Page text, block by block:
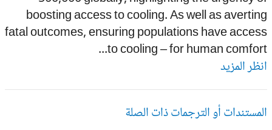
boosting access to cooling. As well as
fatal outcomes, ensuring populations have
to cooling – for human
المزيد
أو الترجمات ذات الصلة